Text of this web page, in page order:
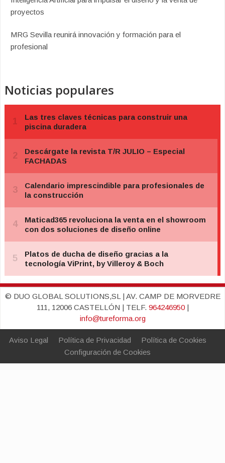
proyectos
MRG Sevilla reunirá innovación y formación para el
profesional
Noticias populares
© DUO GLOBAL SOLUTIONS,SL | AV. CAMP DE MORVEDRE
111, 12006 CASTELLÓN | TELF. 964246950|
info@tureforma.org
Aviso Legal Política de Privacidad
Política de Cookies
Configuración de Cookies